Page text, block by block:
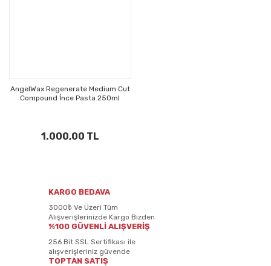
AngelWax Regenerate Medium Cut
Compound İnce Pasta 250ml
1.000,00 TL
KARGO BEDAVA
3000₺ Ve Üzeri Tüm
Alışverişlerinizde Kargo Bizden
%100 GÜVENLİ ALIŞVERİŞ
256 Bit SSL Sertifikası ile
alışverişleriniz güvende
TOPTAN SATIŞ